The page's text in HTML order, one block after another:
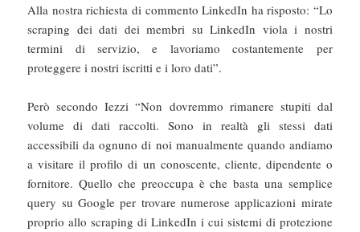
Alla nostra richiesta di commento LinkedIn ha risposto: “Lo
scraping dei dati dei membri su LinkedIn viola i nostri
termini di servizio, e lavoriamo costantemente per
proteggere i nostri iscritti e i loro dati”.
Però secondo Iezzi “Non dovremmo rimanere stupiti dal
volume di dati raccolti. Sono in realtà gli stessi dati
accessibili da ognuno di noi manualmente quando andiamo
a visitare il profilo di un conoscente, cliente, dipendente o
fornitore. Quello che preoccupa è che basta una semplice
query su Google per trovare numerose applicazioni mirate
proprio allo scraping di LinkedIn i cui sistemi di protezione